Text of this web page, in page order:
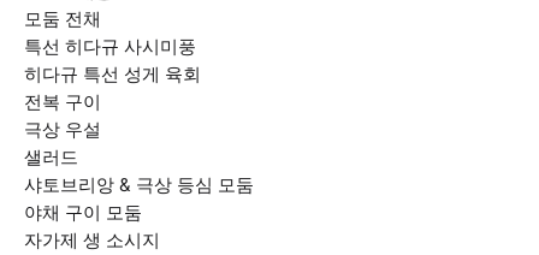
모둠 전채
특선 히다규 사시미풍
히다규 특선 성게 육회
전복 구이
극상 우설
샐러드
샤토브리앙 & 극상 등심 모둠
야채 구이 모둠
자가제 생 소시지